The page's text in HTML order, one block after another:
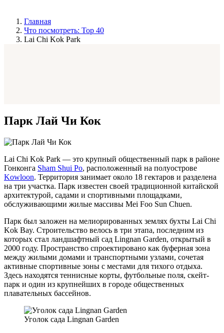
Главная
Что посмотреть: Top 40
Lai Chi Kok Park
Парк Лай Чи Кок
Lai Chi Kok Park — это крупный общественный парк в районе
Гонконга Sham Shui Po, расположенный на полуострове
Kowloon. Территория занимает около 18 гектаров и разделена
на три участка. Парк известен своей традиционной китайской
архитектурой, садами и спортивными площадками,
обслуживающими жилые массивы Mei Foo Sun Chuen.
Парк был заложен на мелиорированных землях бухты Lai Chi
Kok Bay. Строительство велось в три этапа, последним из
которых стал ландшафтный сад Lingnan Garden, открытый в
2000 году. Пространство спроектировано как буферная зона
между жилыми домами и транспортными узлами, сочетая
активные спортивные зоны с местами для тихого отдыха.
Здесь находятся теннисные корты, футбольные поля, скейт-
парк и один из крупнейших в городе общественных
плавательных бассейнов.
Уголок сада Lingnan Garden